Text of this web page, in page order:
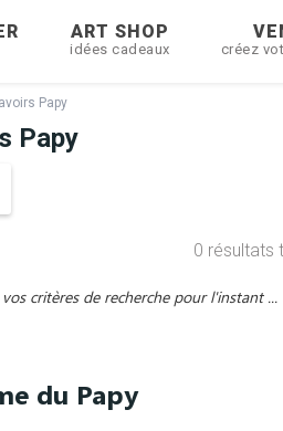
ART SHOP
idées cadeaux créez
Papy
Papy
0 résultats
critères de recherche pour l'instant ...
du Papy